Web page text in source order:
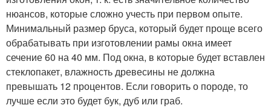
нюансов, которые сложно учесть при первом опыте.
Минимальный размер бруса, который будет проще всего
обрабатывать при изготовлении рамы окна имеет
сечение 60 на 40 мм. Под окна, в которые будет вставлен
стеклопакет, влажность древесины не должна
превышать 12 процентов. Если говорить о породе, то
лучше если это будет бук, дуб или граб.